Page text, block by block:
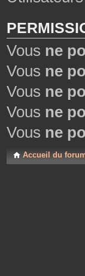
Vous ne
Vous ne
Vous ne
Vous ne
Vous ne
Accueil du